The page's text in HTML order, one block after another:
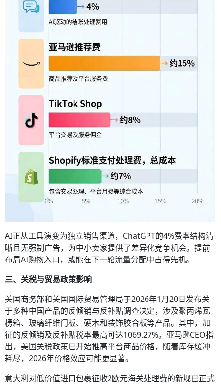
AI正从工具演变为独立销售渠道，ChatGPT的4%费率结构清
晰且无强制广告，为中小卖家提供了差异化竞争机会。提前
布局AI购物入口，或能在下一轮流量分配中占得先机。
三、关税与贸易政策影响
美国商务部和美国国际贸易管理局于2026年1月20日发布关
于多种中国产品的反倾销与反补贴调查决定，涉及聚丙烯瓦
楞箱、玻璃纤维门板、硬木和装饰胶合板等产品。其中，加
征的反倾销及反补贴税率最高可达1069.27%。亚马逊CEO指
出，美国关税政策已开始推高平台商品价格，随着库存缓冲
耗尽，2026年价格效应可能更显著。
意大利对低价值进口包裹征收2欧元海关处理费的新规已正式